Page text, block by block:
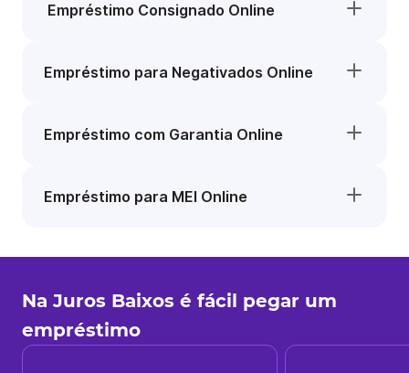
Empréstimo Consignado Online
Empréstimo para Negativados Online
Empréstimo com Garantia Online
Empréstimo para MEI Online
Na Juros Baixos é fácil pegar um
empréstimo